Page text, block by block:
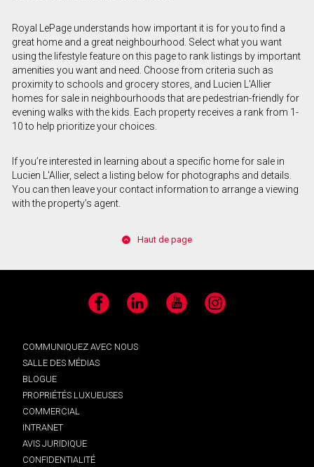
Royal LePage understands how important it is for you to find a
great home and a great neighbourhood. Select what you want
using the lifestyle feature on this page to rank listings by important
amenities you want and need. Choose from criteria such as
proximity to schools and grocery stores, and Lucien L'Allier
homes for sale in neighbourhoods that are pedestrian-friendly for
evening walks with the kids. Each property receives a rank from 1-
10 to help prioritize your choices.
If you’re interested in learning about a specific home for sale in
Lucien L'Allier, select a listing below for photographs and details.
You can then leave your contact information to arrange a viewing
with the property’s agent.
Haut de page
Facebook LinkedIn YouTube Instagram
COMMUNIQUEZ AVEC NOUS
SALLE DES MÉDIAS
BLOGUE
PROPRIÉTÉS LUXUEUSES
COMMERCIAL
INTRANET
AVIS JURIDIQUE
CONFIDENTIALITÉ